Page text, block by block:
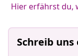
Hier erfährst du,
Schreib uns